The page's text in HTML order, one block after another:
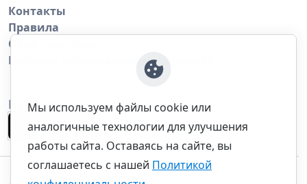
Контакты
Правила
Обратная связь
Правила копирования материалов
Приложение
Мы используем файлы cookie или
аналогичные технологии для улучшения
работы сайта. Оставаясь на сайте, вы
соглашаетесь с нашей Политикой